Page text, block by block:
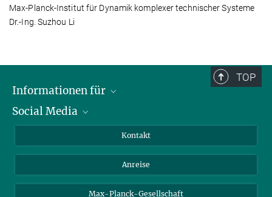
Max-Planck-Institut für Dynamik komplexer technischer Systeme
Dr.-Ing. Suzhou Li
TOP
Informationen für
Wissenschaftlerinnen und Wissenschaftler
Bewerberinnen und Bewerber
Medienvertreter
Social Media
YouTube
Mastodon
Kontakt
Anreise
Max-Planck-Gesellschaft